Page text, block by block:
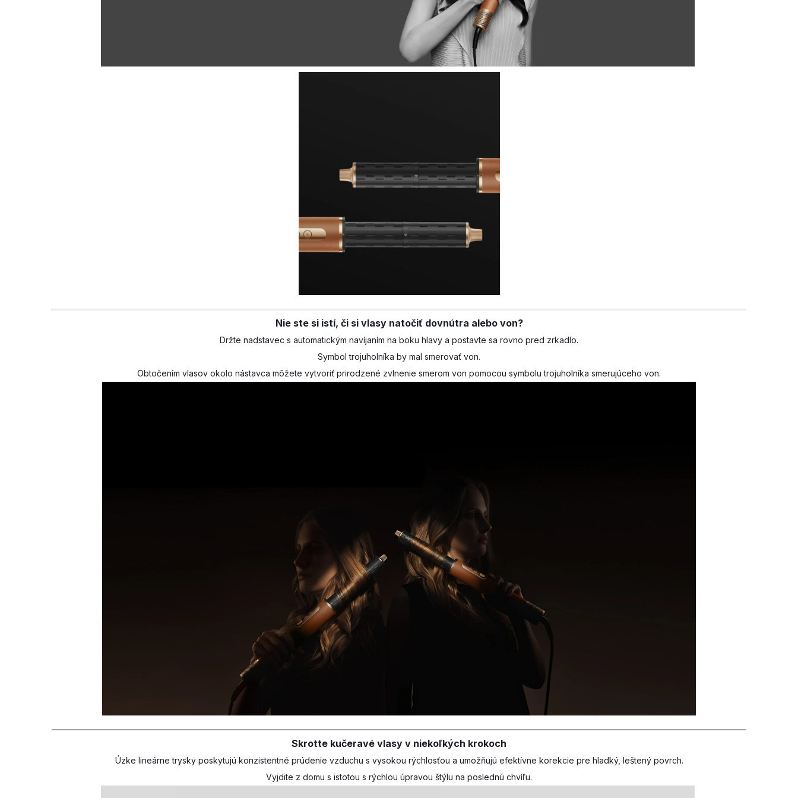
Nie ste si istí, či si vlasy natočiť dovnútra alebo von?
Držte nadstavec s automatickým navíjaním na boku hlavy a postavte sa rovno pred zrkadlo.
Symbol trojuholníka by mal smerovať von.
Obtočením vlasov okolo nástavca môžete vytvoriť prirodzené zvlnenie smerom von pomocou symbolu trojuholníka smerujúceho von.
Skrotte kučeravé vlasy v niekoľkých krokoch
Úzke lineárne trysky poskytujú konzistentné prúdenie vzduchu s vysokou rýchlosťou a umožňujú efektívne korekcie pre hladký, leštený povrch.
Vyjdite z domu s istotou s rýchlou úpravou štýlu na poslednú chvíľu.